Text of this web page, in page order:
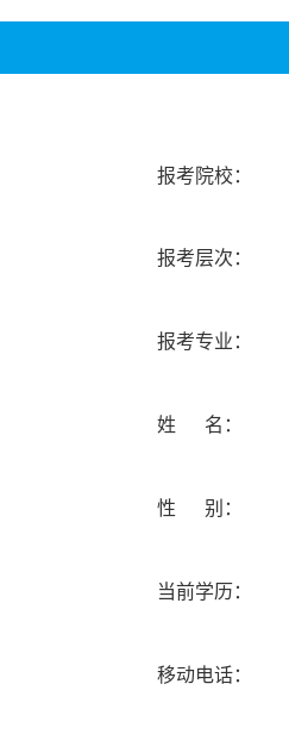
报考院校：
报考层次：
报考专业：
姓 名：
性 别：
当前学历：
移动电话：